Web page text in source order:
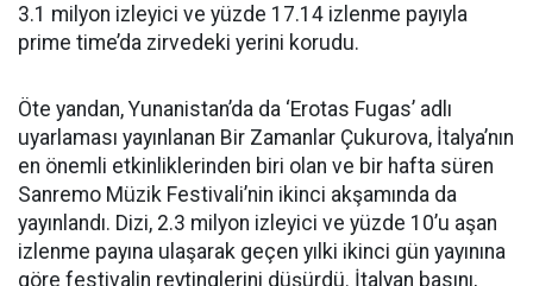
3.1 milyon izleyici ve yüzde 17.14 izlenme payıyla
prime time’da zirvedeki yerini korudu.
Öte yandan, Yunanistan’da da ‘Erotas Fugas’ adlı
uyarlaması yayınlanan Bir Zamanlar Çukurova, İtalya’nın
en önemli etkinliklerinden biri olan ve bir hafta süren
Sanremo Müzik Festivali’nin ikinci akşamında da
yayınlandı. Dizi, 2.3 milyon izleyici ve yüzde 10’u aşan
izlenme payına ulaşarak geçen yılki ikinci gün yayınına
göre festivalin reytinglerini düşürdü. İtalyan basını,